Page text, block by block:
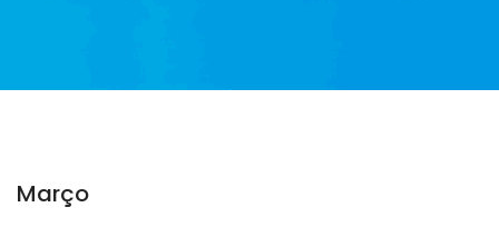
Março